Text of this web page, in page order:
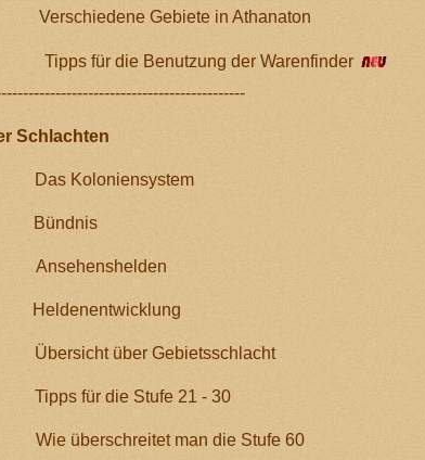
Verschiedene Gebiete in Athanaton
Tipps für die Benutzung der Warenfinder
------
Das Koloniensystem
Bündnis
Ansehenshelden
Heldenentwicklung
Übersicht über Gebietsschlacht
Tipps für die Stufe 21 - 30
Wie überschreitet man die Stufe 60